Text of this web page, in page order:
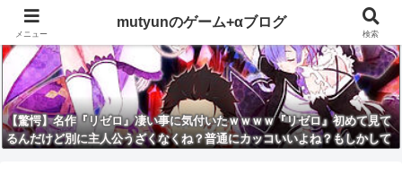
【驚愕】名作『リゼロ』凄い事に気付いたｗｗｗｗ『リゼロ』初めて見て
るんだけど別に主人公うざくなくね？普通にカッコいいよね？もしかして
メニュー
mutyunのゲーム+αブログ
検索